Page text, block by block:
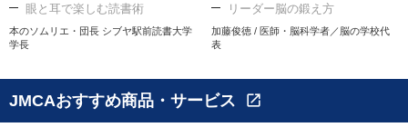
眼と耳で楽しむ読書術
本のソムリエ・団長 シブヤ駅前読書大学
学長
リーダー脳の鍛え方
加藤俊徳 / 医師・脳科学者／脳の学校代
表
JMCAおすすめ商品・サービス open_in_new